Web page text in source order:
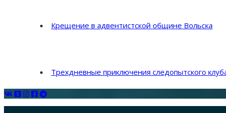
Крещение в адвентистской общине Вольска
Трехдневные приключения следопытского